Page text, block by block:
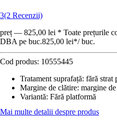
3(2 Recenzii)
preț — 825,00 lei * Toate prețurile
DBA pe buc.825,00 lei*/ buc.
Cod produs: 10555445
Tratament suprafață: fără strat
Margine de clătire: margine
Variantă: Fără platformă
Mai multe detalii despre produs